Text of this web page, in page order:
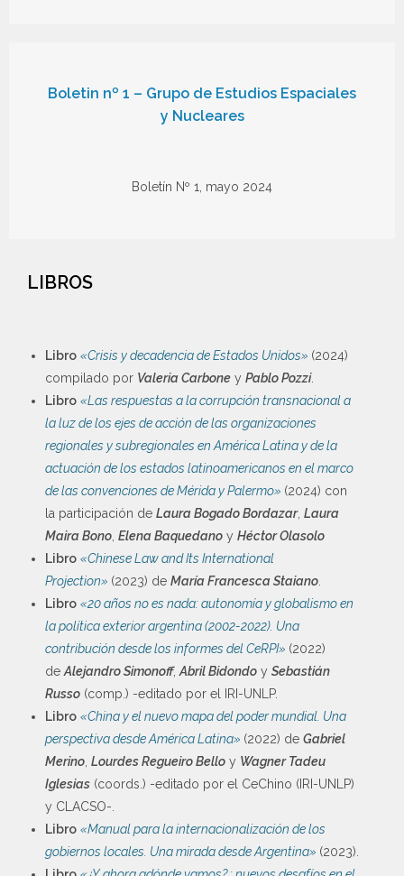
Boletin nº 1 – Grupo de Estudios Espaciales
y Nucleares
Boletín Nº 1, mayo 2024
LIBROS
Libro «Crisis y decadencia de Estados Unidos» (2024)
compilado por Valeria Carbone y Pablo Pozzi.
Libro «Las respuestas a la corrupción transnacional a
la luz de los ejes de acción de las organizaciones
regionales y subregionales en América Latina y de la
actuación de los estados latinoamericanos en el marco
de las convenciones de Mérida y Palermo» (2024) con
la participación de Laura Bogado Bordazar, Laura
Maira Bono Elena Baquedano y Héctor Olasolo
Libro «Chinese Law and Its International
Projection» (2023) de María Francesca Staiano
Libro «20 años no es nada: autonomía y globalismo en
la política exterior argentina (2002-2022). Una
contribución desde los informes del CeRPI» (2022)
de Alejandro Simonoff, Abril Bidondo y Sebastián
Russo (comp.) -editado por el IRI-UNLP.
Libro «China y el nuevo mapa del poder mundial. Una
perspectiva desde América Latina» (2022) de Gabriel
Merino Lourdes Regueiro Bello y Wagner Tadeu
Iglesias (coords.) -editado por el CeChino (IRI-UNLP)
y CLACSO-.
Libro «Manual para la internacionalización de los
gobiernos locales. Una mirada desde Argentina» (2023).